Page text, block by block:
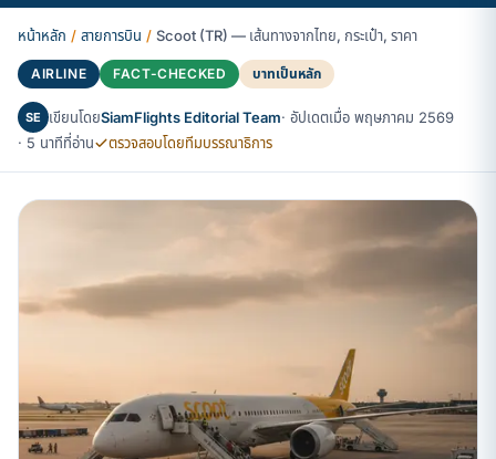
หน้าหลัก / สายการบิน / Scoot (TR) — เส้นทางจากไทย, กระเป๋า, ราคา
AIRLINE FACT-CHECKED บาทเป็นหลัก
SE เขียนโดยSiamFlights Editorial Team· อัปเดตเมื่อ พฤษภาคม 2569
· 5 นาทีที่อ่าน
ตรวจสอบโดยทีมบรรณาธิการ